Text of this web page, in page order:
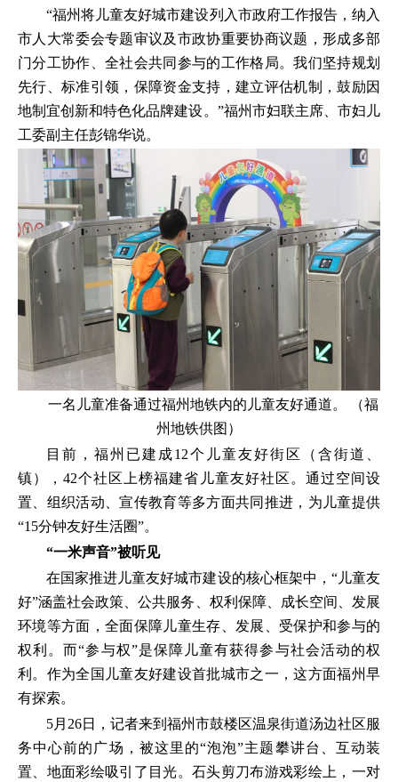
“福州将儿童友好城市建设列入市政府工作报告，纳入
市人大常委会专题审议及市政协重要协商议题，形成多部
门分工协作、全社会共同参与的工作格局。我们坚持规划
先行、标准引领，保障资金支持，建立评估机制，鼓励因
地制宜创新和特色化品牌建设。”福州市妇联主席、市妇儿
工委副主任彭锦华说。
一名儿童准备通过福州地铁内的儿童友好通道。 （福
州地铁供图）
目前，福州已建成12个儿童友好街区（含街道、
镇），42个社区上榜福建省儿童友好社区。通过空间设
置、组织活动、宣传教育等多方面共同推进，为儿童提供
“15分钟友好生活圈”。
“一米声音”被听见
在国家推进儿童友好城市建设的核心框架中，“儿童友
好”涵盖社会政策、公共服务、权利保障、成长空间、发展
环境等方面，全面保障儿童生存、发展、受保护和参与的
权利。而“参与权”是保障儿童有获得参与社会活动的权
利。作为全国儿童友好建设首批城市之一，这方面福州早
有探索。
5月26日，记者来到福州市鼓楼区温泉街道汤边社区服
务中心前的广场，被这里的“泡泡”主题攀讲台、互动装
置、地面彩绘吸引了目光。石头剪刀布游戏彩绘上，一对